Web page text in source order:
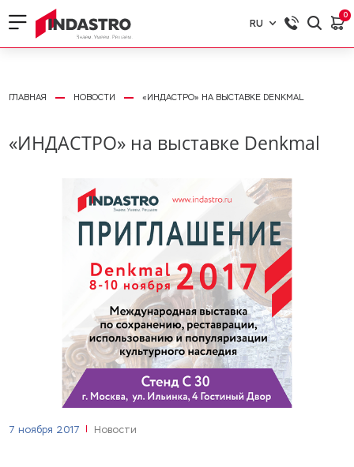
RU
RU
0
ГЛАВНАЯ НОВОСТИ «ИНДАСТРО» НА ВЫСТАВКЕ DENKMAL
«ИНДАСТРО» на выставке Denkmal
7 ноября 2017 Новости